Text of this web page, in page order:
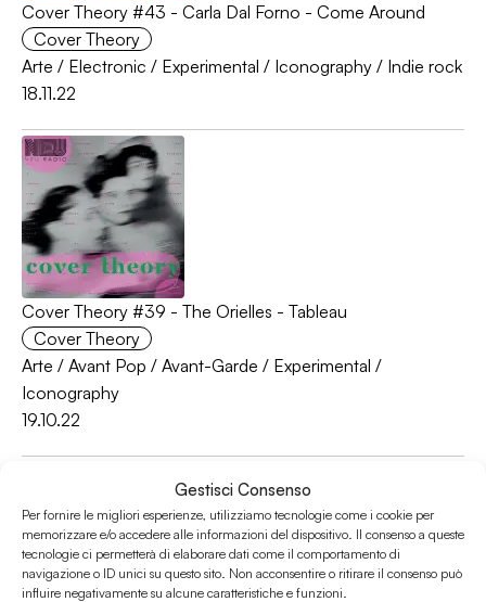
Gestisci Consenso
Per fornire le migliori esperienze, utilizziamo tecnologie come i cookie per
memorizzare e/o accedere alle informazioni del dispositivo. Il consenso a queste
tecnologie ci permetterà di elaborare dati come il comportamento di
navigazione o ID unici su questo sito. Non acconsentire o ritirare il consenso può
influire negativamente su alcune caratteristiche e funzioni.
Cover Theory #43 - Carla Dal Forno - Come Around
Cover Theory
Arte / Electronic / Experimental / Iconography / Indie rock
18.11.22
Cover Theory #39 - The Orielles - Tableau
Cover Theory
Arte / Avant Pop / Avant-Garde / Experimental /
Iconography
19.10.22